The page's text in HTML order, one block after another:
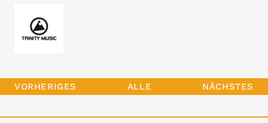
VORHERIGES ALLE NÄCHSTES